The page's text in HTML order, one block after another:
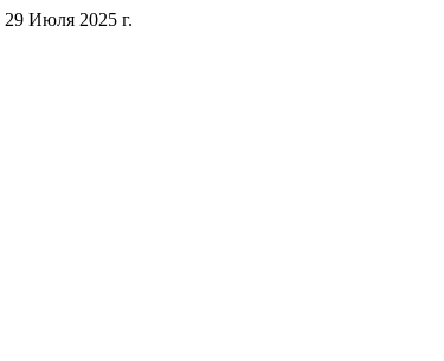
29 Июля 2025 г.